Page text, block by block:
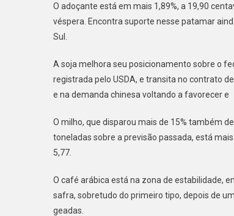
O adoçante está em mais 1,89%, a 19,90
véspera. Encontra suporte nesse patamar
Sul.
A soja melhora seu posicionamento sobre o
registrada pelo USDA, e transita no contrato
e na demanda chinesa voltando a favorecer e
O milho, que disparou mais de 15% também
toneladas sobre a previsão passada, está
5,77.
O café arábica está na zona de estabilidade,
safra, sobretudo do primeiro tipo, depois de
geadas.